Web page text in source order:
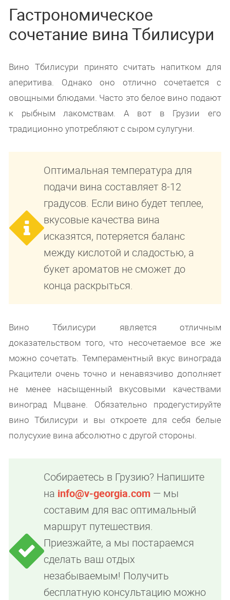
Гастрономическое
сочетание вина Тбилисури
Вино Тбилисури принято считать напитком для
аперитива. Однако оно отлично сочетается с
овощными блюдами. Часто это белое вино подают
к рыбным лакомствам. А вот в Грузии его
традиционно употребляют с сыром сулугуни.
Оптимальная температура для
подачи вина составляет 8-12
градусов. Если вино будет теплее,
вкусовые качества вина
исказятся, потеряется баланс
между кислотой и сладостью, а
букет ароматов не сможет до
конца раскрыться.
Вино Тбилисури является отличным
доказательством того, что несочетаемое все же
можно сочетать. Темпераментный вкус винограда
Ркацители очень точно и ненавязчиво дополняет
не менее насыщенный вкусовыми качествами
виноград Мцване. Обязательно продегустируйте
вино Тбилисури и вы откроете для себя белые
полусухие вина абсолютно с другой стороны.
Собираетесь в Грузию? Напишите
на info@v-georgia.com — мы
составим для вас оптимальный
маршрут путешествия.
Приезжайте, а мы постараемся
сделать ваш отдых
незабываемым! Получить
бесплатную консультацию можно